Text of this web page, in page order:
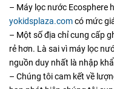
– Máy lọc nước Ecosphere
yokidsplaza.comcó mức
– Một số địa chỉ cung cấp
rẻ hơn. Là sai vì máy lọc
nguồn duy nhất là nhập
– Chúng tôi cam kết về